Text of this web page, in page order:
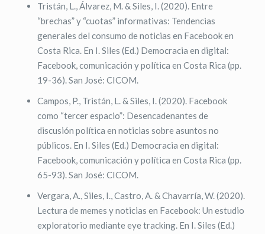
Tristán, L., Álvarez, M. & Siles, I. (2020). Entre
“brechas” y “cuotas” informativas: Tendencias
generales del consumo de noticias en Facebook en
Costa Rica. En I. Siles (Ed.) Democracia en digital:
Facebook, comunicación y política en Costa Rica (pp.
19-36). San José: CICOM.
Campos, P., Tristán, L. & Siles, I. (2020). Facebook
como “tercer espacio”: Desencadenantes de
discusión política en noticias sobre asuntos no
públicos. En I. Siles (Ed.) Democracia en digital:
Facebook, comunicación y política en Costa Rica (pp.
65-93). San José: CICOM.
Vergara, A., Siles, I., Castro, A. & Chavarría, W. (2020).
Lectura de memes y noticias en Facebook: Un estudio
exploratorio mediante eye tracking. En I. Siles (Ed.)